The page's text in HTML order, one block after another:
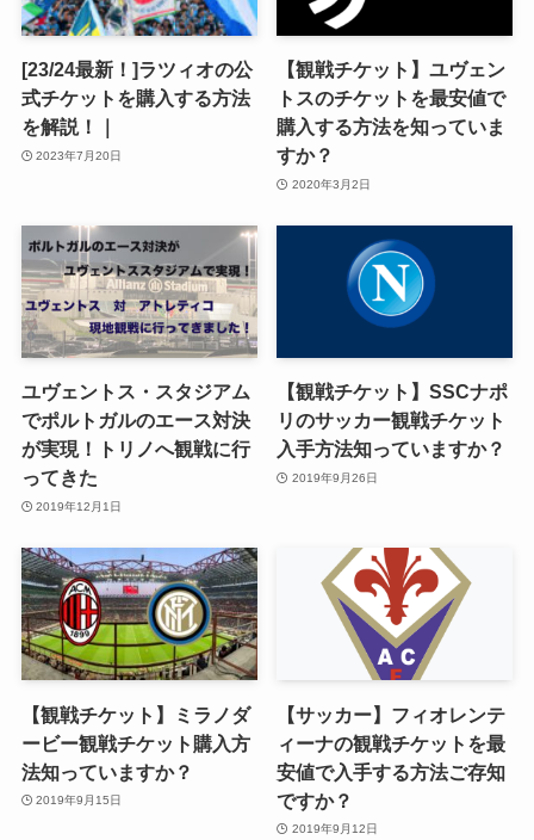
[23/24最新！]ラツィオの公
式チケットを購入する方法
を解説！｜
2023年7月20日
【観戦チケット】ユヴェン
トスのチケットを最安値で
購入する方法を知っていま
すか？
2020年3月2日
ユヴェントス・スタジアム
でポルトガルのエース対決
が実現！トリノへ観戦に行
ってきた
2019年12月1日
【観戦チケット】SSCナポ
リのサッカー観戦チケット
入手方法知っていますか？
2019年9月26日
【観戦チケット】ミラノダ
ービー観戦チケット購入方
法知っていますか？
2019年9月15日
【サッカー】フィオレンテ
ィーナの観戦チケットを最
安値で入手する方法ご存知
ですか？
2019年9月12日